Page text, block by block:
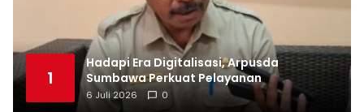
1
Hadapi Era Digitalisasi, Arpusda
Sumbawa Perkuat Pelayanan
6 Juli 2026 0